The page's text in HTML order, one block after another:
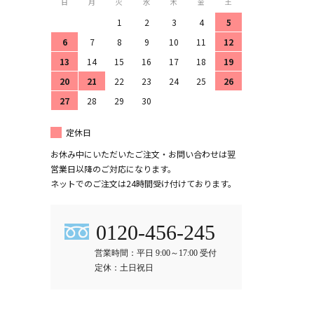
1 2 3 4
5
6
7 8 9 10 11
12
13
14 15 16 17 18
19
20
21 22 23 24 25
26
27
28 29 30
定休日
お休み中にいただいたご注文・お問い合わせは翌
営業日以降のご対応になります。
ネットでのご注文は24時間受け付けております。
0120-456-245
営業時間：平日 9:00～17:00 受付
定休：土日祝日